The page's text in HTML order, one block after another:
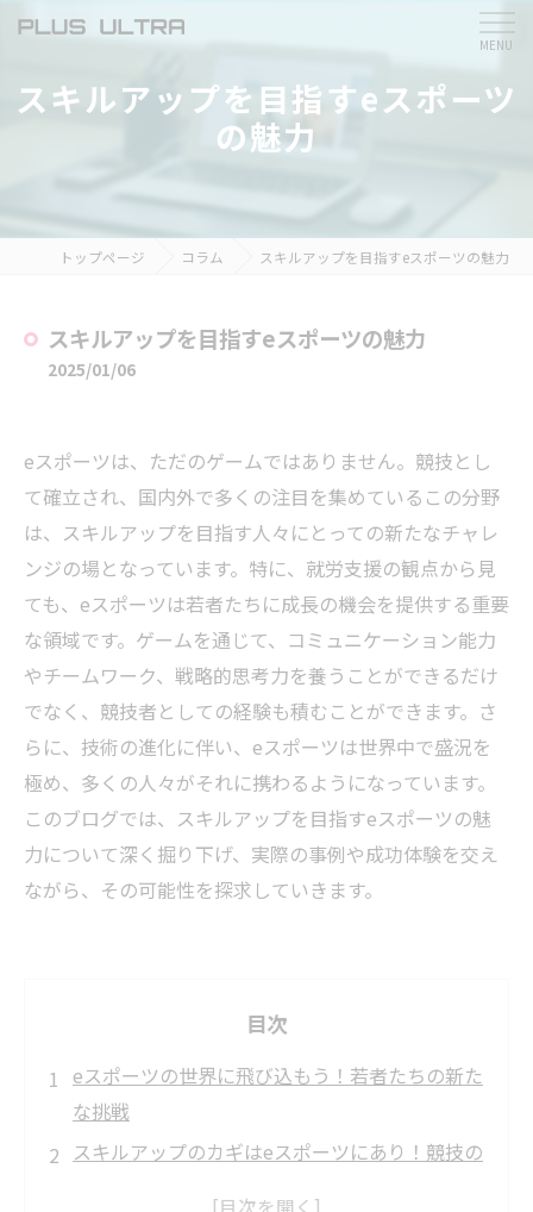
スキルアップを目指すeスポーツ
の魅力
トップページ コラム スキルアップを目指すeスポーツの魅力
スキルアップを目指すeスポーツの魅力
2025/01/06
eスポーツは、ただのゲームではありません。競技とし
て確立され、国内外で多くの注目を集めているこの分野
は、スキルアップを目指す人々にとっての新たなチャレ
ンジの場となっています。特に、就労支援の観点から見
ても、eスポーツは若者たちに成長の機会を提供する重要
な領域です。ゲームを通じて、コミュニケーション能力
やチームワーク、戦略的思考力を養うことができるだけ
でなく、競技者としての経験も積むことができます。さ
らに、技術の進化に伴い、eスポーツは世界中で盛況を
極め、多くの人々がそれに携わるようになっています。
このブログでは、スキルアップを目指すeスポーツの魅
力について深く掘り下げ、実際の事例や成功体験を交え
ながら、その可能性を探求していきます。
目次
eスポーツの世界に飛び込もう！若者たちの新た
な挑戦
スキルアップのカギはeスポーツにあり！競技の